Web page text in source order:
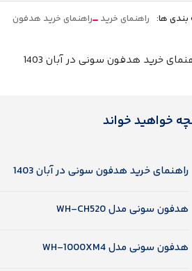
ها: راهنمای خرید راهنمای خرید هدفون
خواهید خواند
راهنمای خرید هدفون‌ سونی در آبان 1403
هدفون سونی مدل WH-CH520
هدفون سونی مدل WH-1000XM4